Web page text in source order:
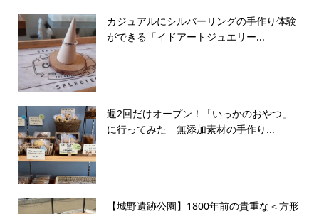
カジュアルにシルバーリングの手作り体験
ができる「イドアートジュエリー...
週2回だけオープン！「いっかのおやつ」
に行ってみた 無添加素材の手作り...
【城野遺跡公園】1800年前の貴重な＜方形